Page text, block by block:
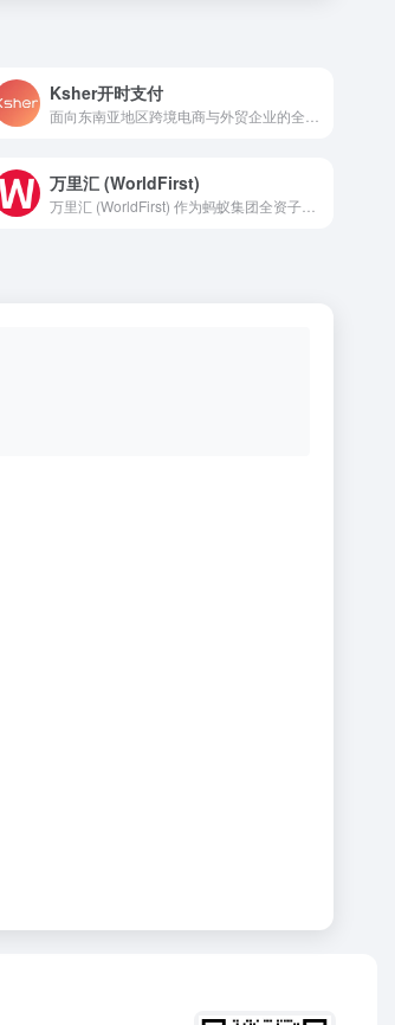
Ksher开时支付
万里汇 (WorldFirst)